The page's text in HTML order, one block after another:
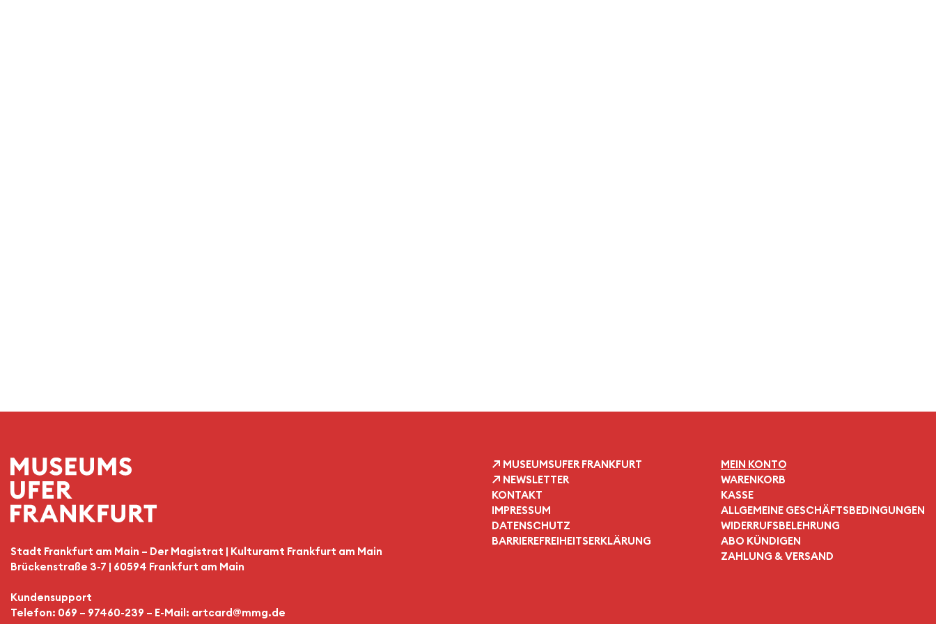
Stadt Frankfurt am Main – Der Magistrat | Kulturamt Frankfurt am Main
Brückenstraße 3-7 | 60594 Frankfurt am Main
Kundensupport
Telefon: 069 – 97460-239 – E-Mail: artcard@mmg.de
MUSEUMSUFER FRANKFURT
NEWSLETTER
KONTAKT
IMPRESSUM
DATENSCHUTZ
BARRIEREFREIHEITSERKLÄRUNG
MEIN KONTO
WARENKORB
KASSE
ALLGEMEINE GESCHÄFTSBEDINGUNGEN
WIDERRUFSBELEHRUNG
ABO KÜNDIGEN
ZAHLUNG & VERSAND